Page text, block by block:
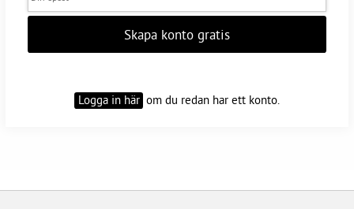
Skapa konto gratis
Logga in här om du redan har ett konto.